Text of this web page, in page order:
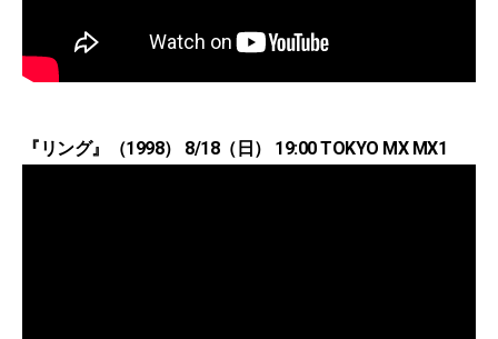
『リング』（1998） 8/18（日） 19:00 TOKYO MX MX1